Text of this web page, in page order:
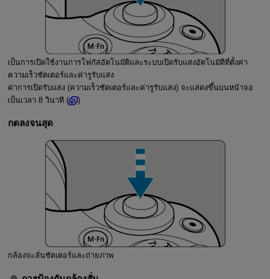
เป็นการเปิดใช้งานการโฟกัสอัตโนมัติและระบบเปิดรับแสงอัตโนมัติที่ตั้งค่า
ความเร็วชัตเตอร์และค่ารูรับแสง
ค่าการเปิดรับแสง (ความเร็วชัตเตอร์และค่ารูรับแสง) จะแสดงขึ้นบนหน้าจอ
เป็นเวลา 8 วินาที (
)
กดลงจนสุด
กล้องจะลั่นชัตเตอร์และถ่ายภาพ